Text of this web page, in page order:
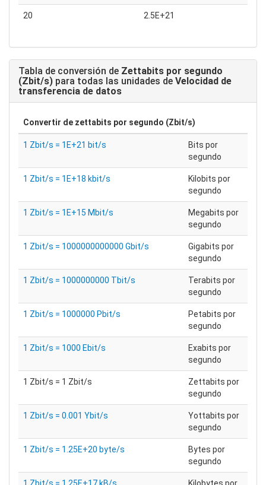
20 2.5E+21
Tabla de conversión de Zettabits por segundo
(Zbit/s) para todas las unidades de Velocidad de
transferencia de datos
Convertir de zettabits por segundo (Zbit/s)
1 Zbit/s = 1E+21 bit/s
Bits por
segundo
1 Zbit/s = 1E+18 kbit/s
Kilobits por
segundo
1 Zbit/s = 1E+15 Mbit/s
Megabits por
segundo
1 Zbit/s = 1000000000000 Gbit/s
Gigabits por
segundo
1 Zbit/s = 1000000000 Tbit/s
Terabits por
segundo
1 Zbit/s = 1000000 Pbit/s
Petabits por
segundo
1 Zbit/s = 1000 Ebit/s
Exabits por
segundo
1 Zbit/s = 1 Zbit/s
Zettabits por
segundo
1 Zbit/s = 0.001 Ybit/s
Yottabits por
segundo
1 Zbit/s = 1.25E+20 byte/s
Bytes por
segundo